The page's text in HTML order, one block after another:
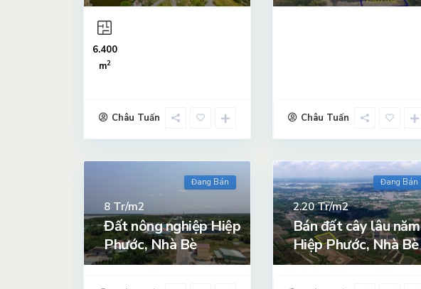
6.400
m2
Châu Tuấn Châu Tuấn
Đang Bán
8 Tr/m2
Đất nông nghiệp Hiệp
Phước, Nhà Bè
Đang Bán
2.20Tr/m2
Bán đất cây lâu năm
Hiệp Phước, Nhà Bè